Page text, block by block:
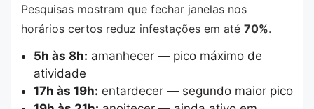
Pesquisas mostram que fechar janelas nos
horários certos reduz infestações em até 70%.
5h às 8h: amanhecer — pico máximo de
atividade
17h às 19h: entardecer — segundo maior pico